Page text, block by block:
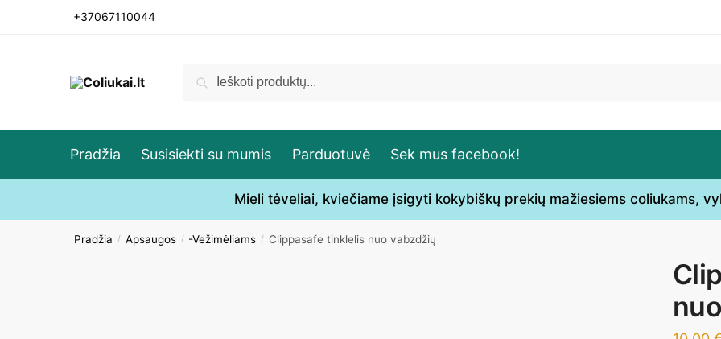
+37067110044
Ieškoti:
Ieškoti
Pradžia Susisiekti su mumis Parduotuvė Sek mus facebook!
Mieli tėveliai, kviečiame įsigyti kokybiškų prekių mažiesiems coliukams,
Pradžia / Apsaugos / -Vežimėliams / Clippasafe tinklelis nuo vabzdžių